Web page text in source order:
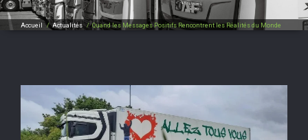
Accueil /Actualités /Quand les Messages Positifs Rencontrent les Réalités du Monde